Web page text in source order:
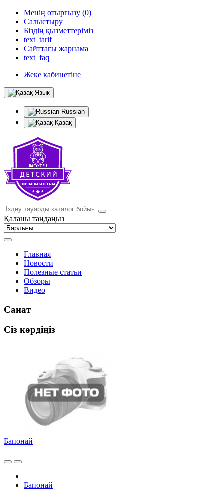
Менің отырғызу (0)
Салыстыру
Біздің қызметтеріміз
text_tarif
Сайттағы жарнама
text_faq
Жеке кабинетіне
Язык
Russian
Қазақ
Қаланы таңдаңыз
Главная
Новости
Полезные статьи
Обзоры
Видео
Санат
Сіз көрдіңіз
Бапонай
Бапонай